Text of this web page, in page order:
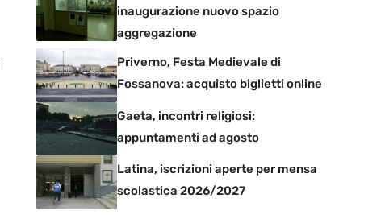
inaugurazione nuovo spazio
aggregazione
Priverno, Festa Medievale di
Fossanova: acquisto biglietti online
Gaeta, incontri religiosi:
appuntamenti ad agosto
Latina, iscrizioni aperte per mensa
scolastica 2026/2027